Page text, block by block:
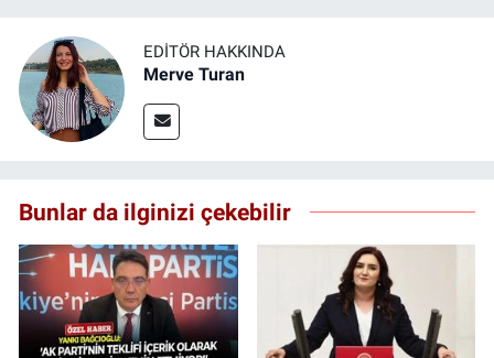
EDITÖR HAKKINDA
Merve Turan
Bunlar da ilginizi çekebilir